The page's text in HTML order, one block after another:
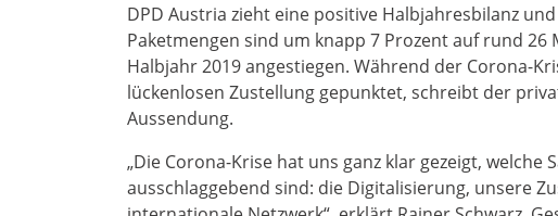
DPD Austria zieht eine positive Halbjahresbilanz
Paketmengen sind um knapp 7 Prozent auf rund
Halbjahr 2019 angestiegen. Während der Corona-
lückenlosen Zustellung gepunktet, schreibt der
Aussendung.
„Die Corona-Krise hat uns ganz klar gezeigt,
ausschlaggebend sind: die Digitalisierung, unsere